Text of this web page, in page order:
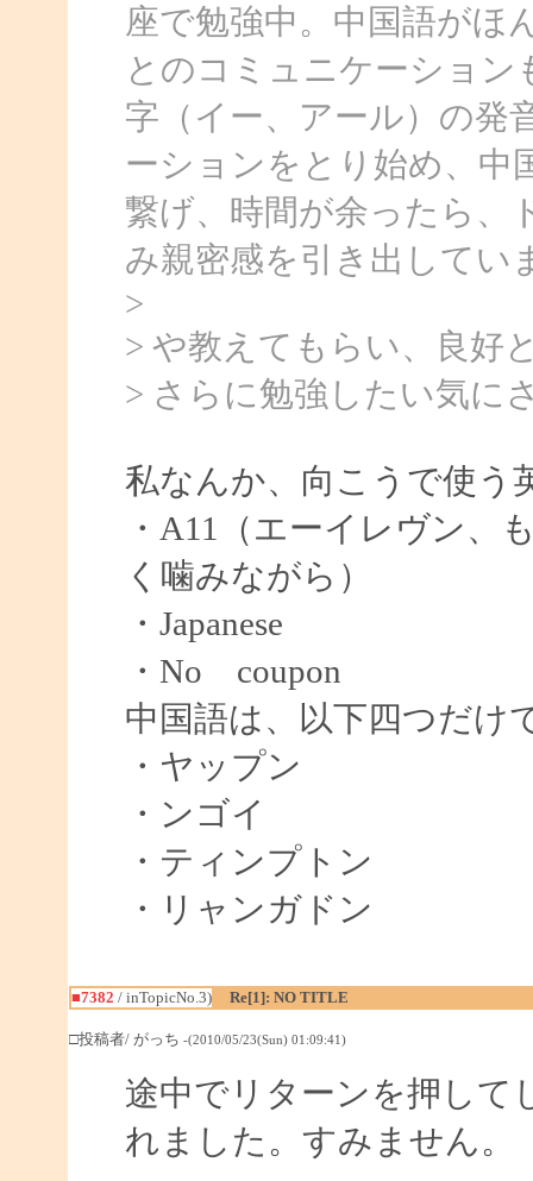
座で勉強中。中国語がほ
とのコミュニケーション
字（イー、アール）の発
ーションをとり始め、中
繋げ、時間が余ったら、
み親密感を引き出してい
>
> や教えてもらい、良好
> さらに勉強したい気に
私なんか、向こうで使う
・A11（エーイレヴン、
く噛みながら）
・Japanese
・No coupon
中国語は、以下四つだけ
・ヤップン
・ンゴイ
・ティンプトン
・リャンガドン
■7382 / inTopicNo.3) Re[1]: NO TITLE
□投稿者/ がっち -(2010/05/23(Sun) 01:09:41)
途中でリターンを押して
れました。すみません。